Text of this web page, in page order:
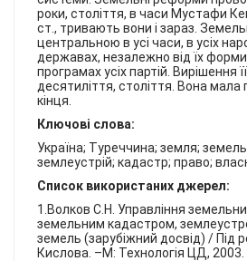
роки, століття, в часи Мустафи
ст., тривають вони і зараз.
центральною в усі часи, в усіх
державах, незалежно від їх
програмах усіх партій. Вирішення
десятиліття, століття. Вона мала
кінця.
Ключові слова:
Україна; Туреччина; земля;
землеустрій; кадастр; право;
Список використаних джерел:
1.Волков С.Н. Управління
земельним кадастром,
земель (зарубіжний досвід) / Пiд
Кислова. –М: Технологія ЦД, 2003.